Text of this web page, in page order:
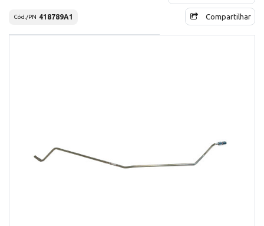
Cód./PN 418789A1 Compartilhar